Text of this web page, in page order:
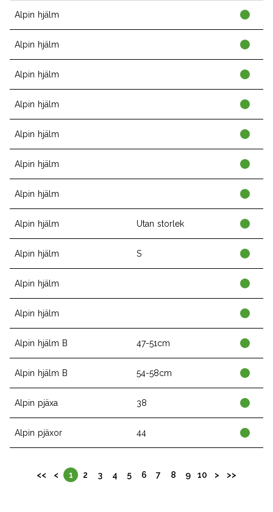
Alpin hjälm
Alpin hjälm
Alpin hjälm
Alpin hjälm
Alpin hjälm
Alpin hjälm
Alpin hjälm
Alpin hjälm Utan storlek
Alpin hjälm S
Alpin hjälm
Alpin hjälm
Alpin hjälm B 47-51cm
Alpin hjälm B 54-58cm
Alpin pjäxa 38
Alpin pjäxor 44
<< < 1 2 3 4 5 6 7 8 9 10 > >>